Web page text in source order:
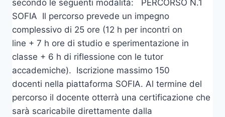
secondo le seguenti modalità: PERCORSO N.1
SOFIA Il percorso prevede un impegno
complessivo di 25 ore (12 h per incontri on
line + 7 h ore di studio e sperimentazione in
classe + 6 h di riflessione con le tutor
accademiche). Iscrizione massimo 150
docenti nella piattaforma SOFIA. Al termine del
percorso il docente otterrà una certificazione che
sarà scaricabile direttamente dalla